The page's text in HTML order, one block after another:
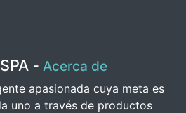
- Acerca de
apasionada cuya meta es
uno a través de productos